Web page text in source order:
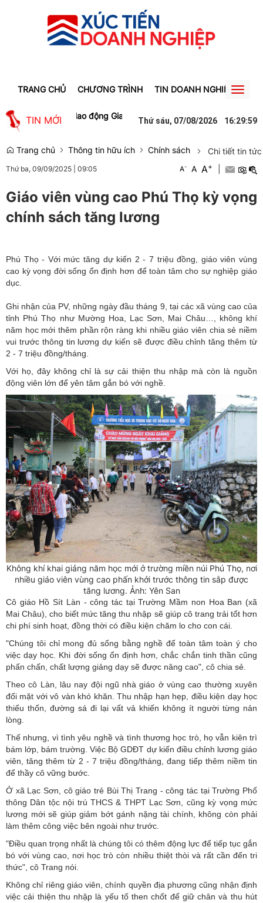
TRANG CHỦ CHƯƠNG TRÌNH TIN DOANH NGHIỆP Toggle
TIN MỚI
việc làm cho lao động Gia Lai Người phụ nữ ở Hưng Yên suýt
Thứ sáu, 07/08/2026 16:29:59
Trang chủ Thông tin hữu ích Chính sách Chi tiết tin tức
Thứ ba, 09/09/2025 09:05 A- A A+
Giáo viên vùng cao Phú Thọ kỳ vọng
chính sách tăng lương
Phú Thọ - Với mức tăng dự kiến 2 - 7 triệu đồng, giáo viên vùng
cao kỳ vọng đời sống ổn định hơn để toàn tâm cho sự nghiệp giáo
dục.
Ghi nhận của PV, những ngày đầu tháng 9, tại các xã vùng cao của
tỉnh Phú Thọ như Mường Hoa, Lạc Sơn, Mai Châu…, không khí
năm học mới thêm phần rộn ràng khi nhiều giáo viên chia sẻ niềm
vui trước thông tin lương dự kiến sẽ được điều chỉnh tăng thêm từ
2 - 7 triệu đồng/tháng.
Với họ, đây không chỉ là sự cải thiện thu nhập mà còn là nguồn
động viên lớn để yên tâm gắn bó với nghề.
Không khí khai giảng năm học mới ở trường miền núi Phú Thọ, nơi
nhiều giáo viên vùng cao phấn khởi trước thông tin sắp được
tăng lương. Ảnh: Yên San
Cô giáo Hồ Sít Làn - công tác tại Trường Mầm non Hoa Ban (xã
Mai Châu), cho biết mức tăng thu nhập sẽ giúp cô trang trải tốt hơn
chi phí sinh hoạt, đồng thời có điều kiện chăm lo cho con cái.
"Chúng tôi chỉ mong đủ sống bằng nghề để toàn tâm toàn ý cho
việc dạy học. Khi đời sống ổn định hơn, chắc chắn tinh thần cũng
phấn chấn, chất lượng giảng dạy sẽ được nâng cao", cô chia sẻ.
Theo cô Làn, lâu nay đội ngũ nhà giáo ở vùng cao thường xuyên
đối mặt với vô vàn khó khăn. Thu nhập hạn hẹp, điều kiện dạy học
thiếu thốn, đường sá đi lại vất vả khiến không ít người từng nản
lòng.
Thế nhưng, vì tình yêu nghề và tình thương học trò, họ vẫn kiên trì
bám lớp, bám trường. Việc Bộ GDĐT dự kiến điều chỉnh lương giáo
viên, tăng thêm từ 2 - 7 triệu đồng/tháng, đang tiếp thêm niềm tin
để thầy cô vững bước.
Ở xã Lạc Sơn, cô giáo trẻ Bùi Thị Trang - công tác tại Trường Phổ
thông Dân tộc nội trú THCS & THPT Lạc Sơn, cũng kỳ vọng mức
lương mới sẽ giúp giảm bớt gánh nặng tài chính, không còn phải
làm thêm công việc bên ngoài như trước.
"Điều quan trọng nhất là chúng tôi có thêm động lực để tiếp tục gắn
bó với vùng cao, nơi học trò còn nhiều thiệt thòi và rất cần đến tri
thức", cô Trang nói.
Không chỉ riêng giáo viên, chính quyền địa phương cũng nhận định
việc cải thiện thu nhập là yếu tố then chốt để giữ chân và thu hút